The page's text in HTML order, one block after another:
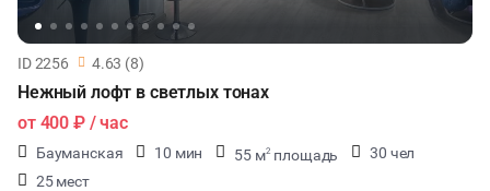
ID 2256 4.63 (8)
Нежный лофт в светлых тонах
от 400 ₽/ час
Бауманская 10 мин 55 м2 площадь
30 чел
25 мест